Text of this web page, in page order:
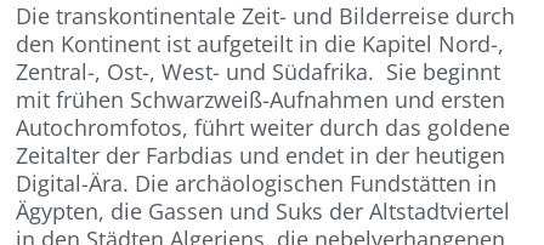
Die transkontinentale Zeit- und Bilderreise durch
den Kontinent ist aufgeteilt in die Kapitel Nord-,
Zentral-, Ost-, West- und Südafrika. Sie beginnt
mit frühen Schwarzweiß-Aufnahmen und ersten
Autochromfotos, führt weiter durch das goldene
Zeitalter der Farbdias und endet in der heutigen
Digital-Ära. Die archäologischen Fundstätten in
Ägypten, die Gassen und Suks der Altstadtviertel
in den Städten Algeriens, die nebelverhangenen